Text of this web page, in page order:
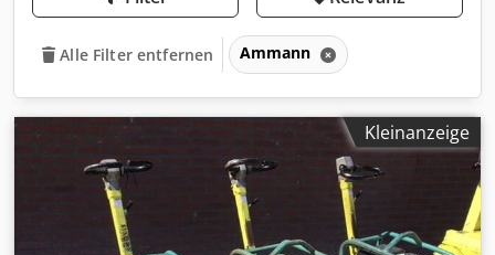
Alle Filter entfernen Ammann
Kleinanzeige